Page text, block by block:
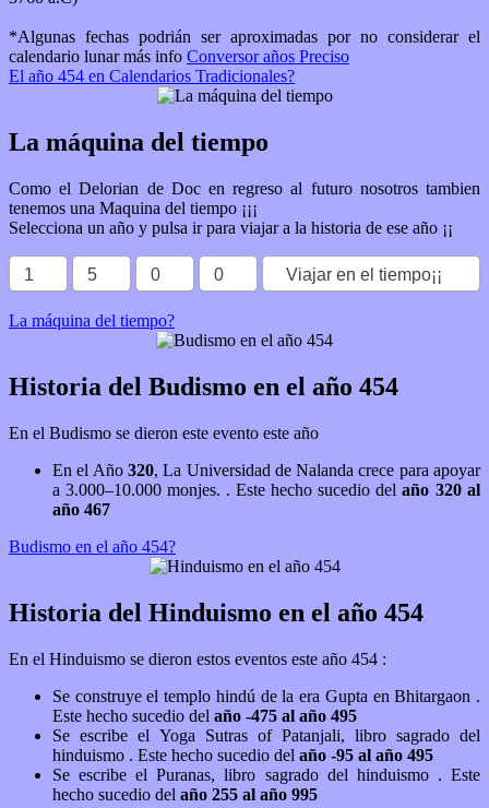
*Algunas fechas podrián ser aproximadas por no considerar el
calendario lunar más info Conversor años Preciso
El año 454 en Calendarios Tradicionales?
La máquina del tiempo
Como el Delorian de Doc en regreso al futuro nosotros tambien
tenemos una Maquina del tiempo ¡¡¡
Selecciona un año y pulsa ir para viajar a la historia de ese año ¡¡
La máquina del tiempo?
Historia del Budismo en el año 454
En el Budismo se dieron este evento este año
En el Año 320, La Universidad de Nalanda crece para apoyar
a 3.000–10.000 monjes. . Este hecho sucedio del año 320 al
año 467
Budismo en el año 454?
Historia del Hinduismo en el año 454
En el Hinduismo se dieron estos eventos este año 454 :
Se construye el templo hindú de la era Gupta en Bhitargaon .
Este hecho sucedio del año -475 al año 495
Se escribe el Yoga Sutras of Patanjali, libro sagrado del
hinduismo . Este hecho sucedio del año -95 al año 495
Se escribe el Puranas, libro sagrado del hinduismo . Este
hecho sucedio del año 255 al año 995